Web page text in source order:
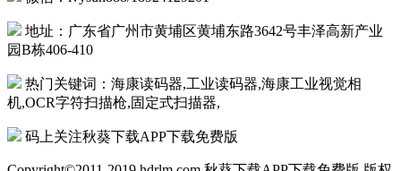
地址：广东省广州市黄埔区黄埔东路3642号丰泽高新产业
园B栋406-410
热门关键词：海康读码器,工业读码器,海康工业视觉相
机,OCR字符扫描枪,固定式扫描器,
码上关注秋葵下载APP下载免费版